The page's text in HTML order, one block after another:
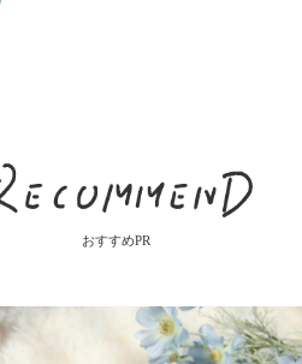
おすすめPR